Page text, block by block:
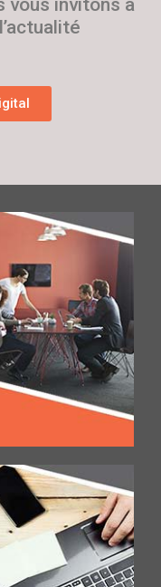
vous invitons à